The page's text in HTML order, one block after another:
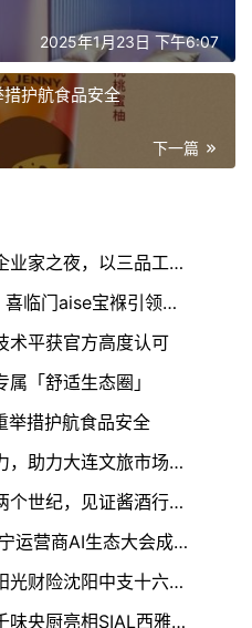
2025年1月23日 下午6:07
护航食品安全
下一篇
年份原浆丨古井贡酒闪耀企业家之夜，以三品工程践行企业家精神
全球首款“浪着睡”智能床，喜临门aise宝褓引领睡眠革命
术平获官方高度认可
「舒适生态圈」
举措护航食品安全
同程旅行四大维度协同发力，助力大连文旅市场实现多维度增长
追台酿酒大师王世彬横跨两个世纪，见证酱酒行业的风云变幻
算网融合 注智赋能——辽宁运营商AI生态大会成功举办
阳光守护，温暖理赔——阳光财险沈阳中支十六万元赔付款背后的温情故事
美佳集团、好太太食品、千味央厨亮相SIAL西雅国际食品展，激发企业参展热潮